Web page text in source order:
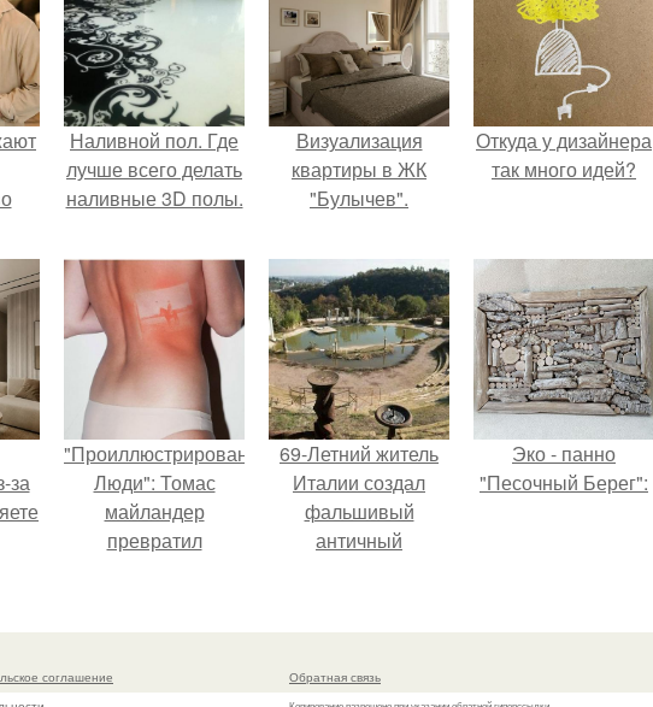
Наливной пол. Где
лучше всего делать
наливные 3D полы.
Визуализация
квартиры в ЖК
"Булычев".
Откуда у дизайнера
так много идей?
за
"Проиллюстрированные
Люди": Томас
майландер
превратил
69-Летний житель
Италии создал
фальшивый
античный
успешно выдавал
историческое
Эко - панно
"Песочный Берег":
соглашение
Обратная связь